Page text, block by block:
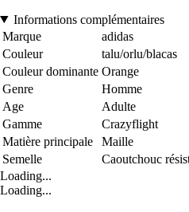
Informations complémentaires
Marque
adidas
Couleur
talu/orlu/blacas
Couleur dominante Orange
Genre
Homme
Age
Adulte
Gamme
Crazyflight
Matière principale
Maille
Semelle
Caoutchouc
Loading...
Loading...